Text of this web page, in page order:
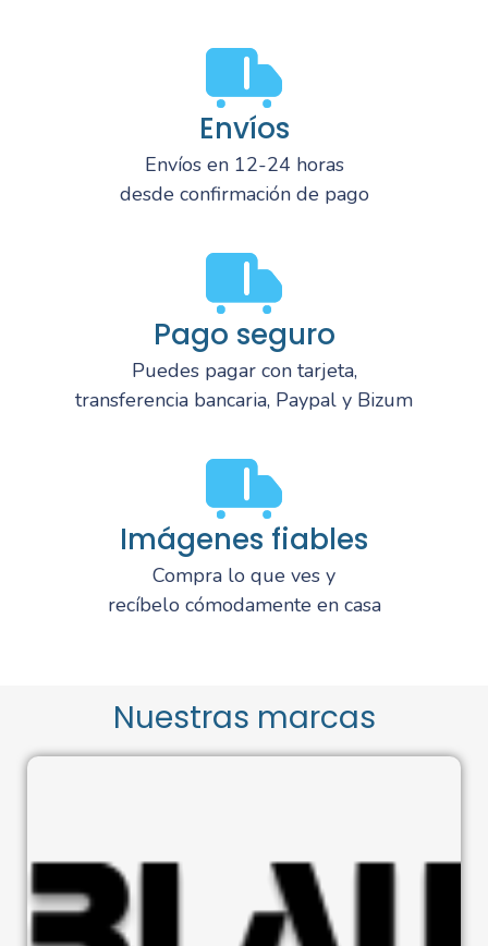
Envíos
Envíos en 12-24 horas
desde confirmación de pago
Pago seguro
Puedes pagar con tarjeta,
transferencia bancaria, Paypal y Bizum
Imágenes fiables
Compra lo que ves y
recíbelo cómodamente en casa
Nuestras marcas